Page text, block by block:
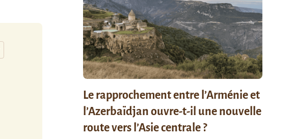
Le rapprochement entre l’Arménie et
l’Azerbaïdjan ouvre-t-il une nouvelle
route vers l’Asie centrale ?